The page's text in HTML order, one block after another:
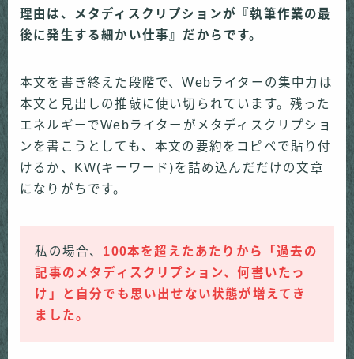
理由は、メタディスクリプションが『執筆作業の最
後に発生する細かい仕事』だからです。
本文を書き終えた段階で、Webライターの集中力は
本文と見出しの推敲に使い切られています。残った
エネルギーでWebライターがメタディスクリプショ
ンを書こうとしても、本文の要約をコピペで貼り付
けるか、KW(キーワード)を詰め込んだだけの文章
になりがちです。
私の場合、 100本を超えたあたりから「過去の
記事のメタディスクリプション、何書いたっ
け」と自分でも思い出せない状態が増えてき
ました。